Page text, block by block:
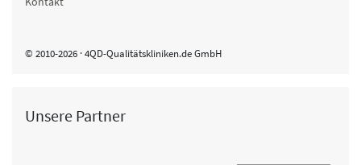
© 2010-2026 · 4QD-Qualitätskliniken.de GmbH
Unsere Partner